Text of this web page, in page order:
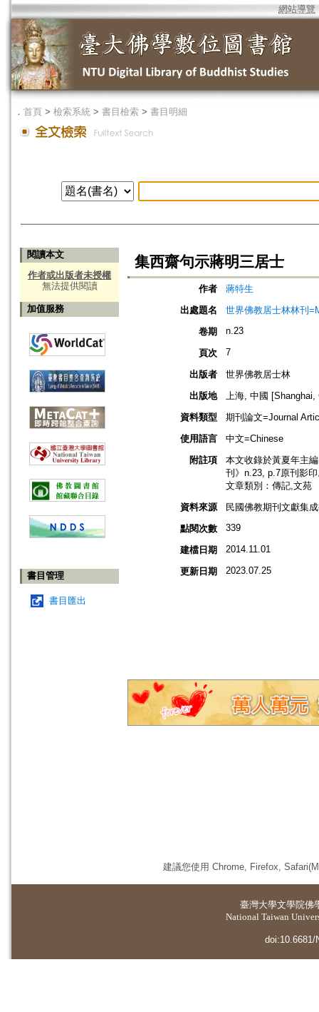
網站導覽
． 首頁 > 檢索系統 > 書目檢索 > 書目明細
閱讀本文
作者或出版者未授權
無法提供閱讀
加值服務
書目管理
書目匯出
集西齋句示蔣明三居士
作者
蔣特生
出處題名
世界佛教居士林林刊
卷期
n.23
頁次 7
出版者
世界佛教居士林
出版地
上海, 中國 [Shanghai,
資料類型
期刊論文=Journal
使用語言
中文=Chinese
附註項
本文收錄於黃夏年主
刊》n.23, p.7原刊影
文章類別：傳記,文苑
資料來源
民國佛教期刊文獻集
點閱次數
339
建檔日期 2014.11.01
更新日期 2023.07.25
建議您使用 Chrome, Firefox,
臺灣大學文學院佛
National Taiwan
doi:10.6681/